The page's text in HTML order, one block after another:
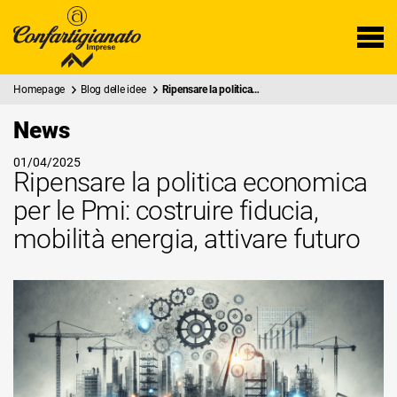
Homepage Blog delle idee Ripensare la politica…
News
01/04/2025
Ripensare la politica economica
per le Pmi: costruire fiducia,
mobilità energia, attivare futuro